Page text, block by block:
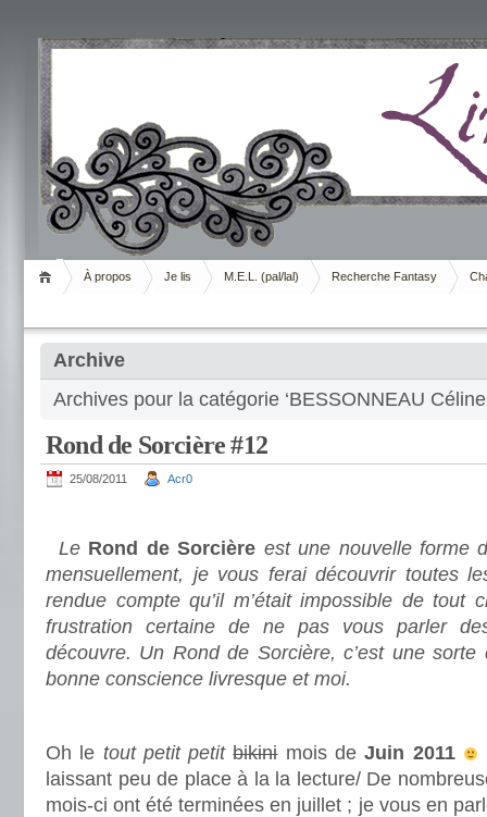
Livrement
À propos Je lis M.E.L. (pal/lal) Recherche Fantasy
Archive
Archives pour la catégorie ‘BESSONNEAU
Rond de Sorcière #12
25/08/2011 Acr0
Le Rond de Sorcière est une nouvelle forme
mensuellement, je vous ferai découvrir toutes
rendue compte qu’il m’était impossible de tout
frustration certaine de ne pas vous parler
découvre. Un Rond de Sorcière, c’est une
bonne conscience livresque et moi.
Oh le tout petit petit bikinimois deJuin 2011
laissant peu de place à la la lecture/ De
mois-ci ont été terminées en juillet ; je vous en